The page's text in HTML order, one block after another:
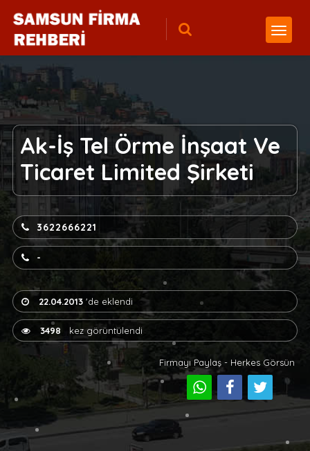
Ak-İş Tel Örme İnşaat Ve
Ticaret Limited Şirketi
3622666221
-
22.04.2013'de eklendi
3498 kez görüntülendi
Firmayı Paylaş - Herkes Görsün